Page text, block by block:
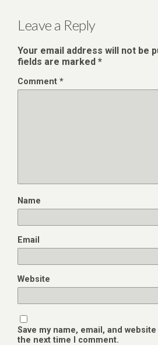
Leave a Reply
Your email address will not be
fields are marked *
Comment *
Name
Email
Website
Save my name, email, and
the next time I comment.